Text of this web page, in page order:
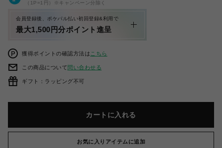
（1P=1円）※キャンペーン分除く
会員登録後、ポケパル払い初回登録&利用で
最大1,500円分ポイント進呈
獲得ポイントの確認方法は こちら
この商品について問い合わせる
ギフト：ラッピング不可
カートに入れる
お気に入りアイテムに追加